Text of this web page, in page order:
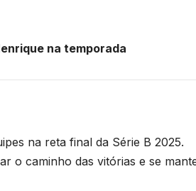
na temporada
na reta final da Série B 2025.
o caminho das vitórias e se